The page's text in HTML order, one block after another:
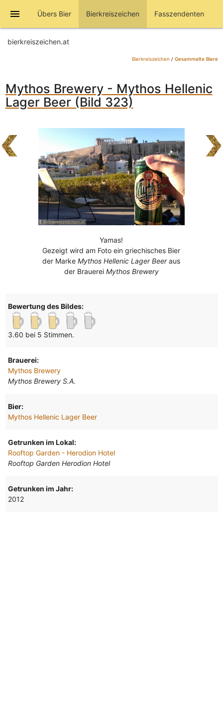
menu Übers Bier Bierkreiszeichen Fasszendenten
bierkreiszeichen.at
Bierkreiszeichen / Gesammelte Biere
Mythos Brewery - Mythos Hellenic
Lager Beer (Bild 323)
Yamas!
Gezeigt wird am Foto ein griechisches Bier
der MarkeMythos Hellenic Lager Beeraus
der Brauerei Mythos Brewery
Bewertung des Bildes:
3.60 bei 5 Stimmen.
Brauerei:
Mythos Brewery
Mythos Brewery S.A.
Bier:
Mythos Hellenic Lager Beer
Getrunken im Lokal:
Rooftop Garden - Herodion Hotel
Rooftop Garden Herodion Hotel
Getrunken im Jahr:
2012